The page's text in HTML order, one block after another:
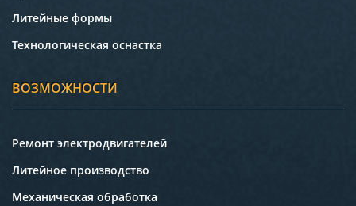
Литейные формы
Технологическая оснастка
ВОЗМОЖНОСТИ
Ремонт электродвигателей
Литейное производство
Механическая обработка